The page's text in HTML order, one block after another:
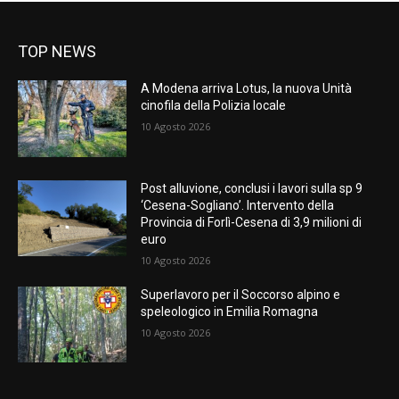
TOP NEWS
A Modena arriva Lotus, la nuova Unità
cinofila della Polizia locale
10 Agosto 2026
Post alluvione, conclusi i lavori sulla sp 9
‘Cesena-Sogliano’. Intervento della
Provincia di Forlì-Cesena di 3,9 milioni di
euro
10 Agosto 2026
Superlavoro per il Soccorso alpino e
speleologico in Emilia Romagna
10 Agosto 2026